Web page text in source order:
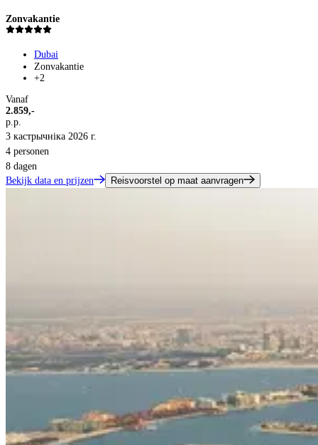
Zonvakantie
Dubai
Zonvakantie
+2
Vanaf
2.859,-
p.p.
3 кастрычніка 2026 г.
4 personen
8 dagen
Bekijk data en prijzen
Reisvoorstel op maat aanvragen